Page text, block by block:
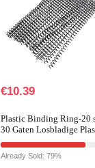
€10.39
Plastic Binding Ring-20
30 Gaten Losbladige
Binding Ring Lente
Ringen Voor A4
Papier(11mm-Zwart)
Already Sold: 79%